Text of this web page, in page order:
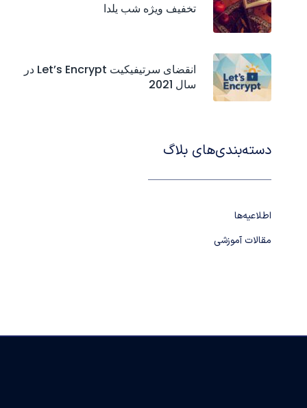
تخفیف ویژه شب یلدا
انقضای سرتیفیکیت‌ Let’s Encrypt در
سال 2021
دسته‌بندی‌های بلاگ
اطلاعیه‌ها
مقالات آموزشی